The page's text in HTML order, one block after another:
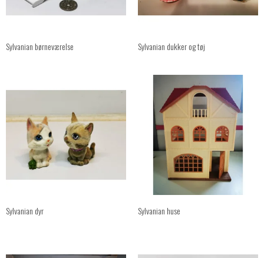
Sylvanian børneværelse Sylvanian dukker og tøj
Sylvanian dyr Sylvanian huse